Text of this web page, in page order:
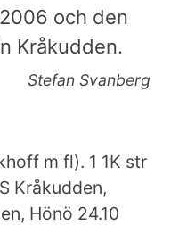
och den
Kråkudden.
Stefan Svanberg
m fl). 1 1K str
Kråkudden,
Hönö 24.10